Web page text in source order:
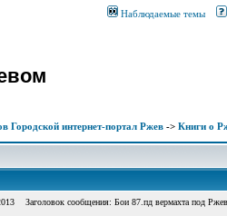
Наблюдаемые темы
Городской интернет-портал Ржев-> Книги о
Заголовок сообщения: Бои 87.пд вермахта под